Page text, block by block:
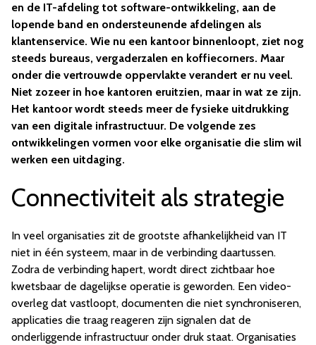
en de IT-afdeling tot software-ontwikkeling, aan de
lopende band en ondersteunende afdelingen als
klantenservice. Wie nu een kantoor binnenloopt, ziet nog
steeds bureaus, vergaderzalen en koffiecorners. Maar
onder die vertrouwde oppervlakte verandert er nu veel.
Niet zozeer in hoe kantoren eruitzien, maar in wat ze zijn.
Het kantoor wordt steeds meer de fysieke uitdrukking
van een digitale infrastructuur. De volgende zes
ontwikkelingen vormen voor elke organisatie die slim wil
werken een uitdaging.
Connectiviteit als strategie
In veel organisaties zit de grootste afhankelijkheid van IT
niet in één systeem, maar in de verbinding daartussen.
Zodra de verbinding hapert, wordt direct zichtbaar hoe
kwetsbaar de dagelijkse operatie is geworden. Een video-
overleg dat vastloopt, documenten die niet synchroniseren,
applicaties die traag reageren zijn signalen dat de
onderliggende infrastructuur onder druk staat. Organisaties